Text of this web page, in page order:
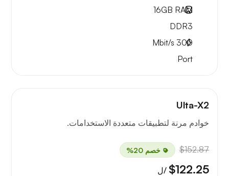
16GB RAM
DDR3
300
Port
Ulta-X2
خوادم مرنة لتطبيقات متعددة الاستخدامات.
$152.87 خصم 20%
$122.25 /ل